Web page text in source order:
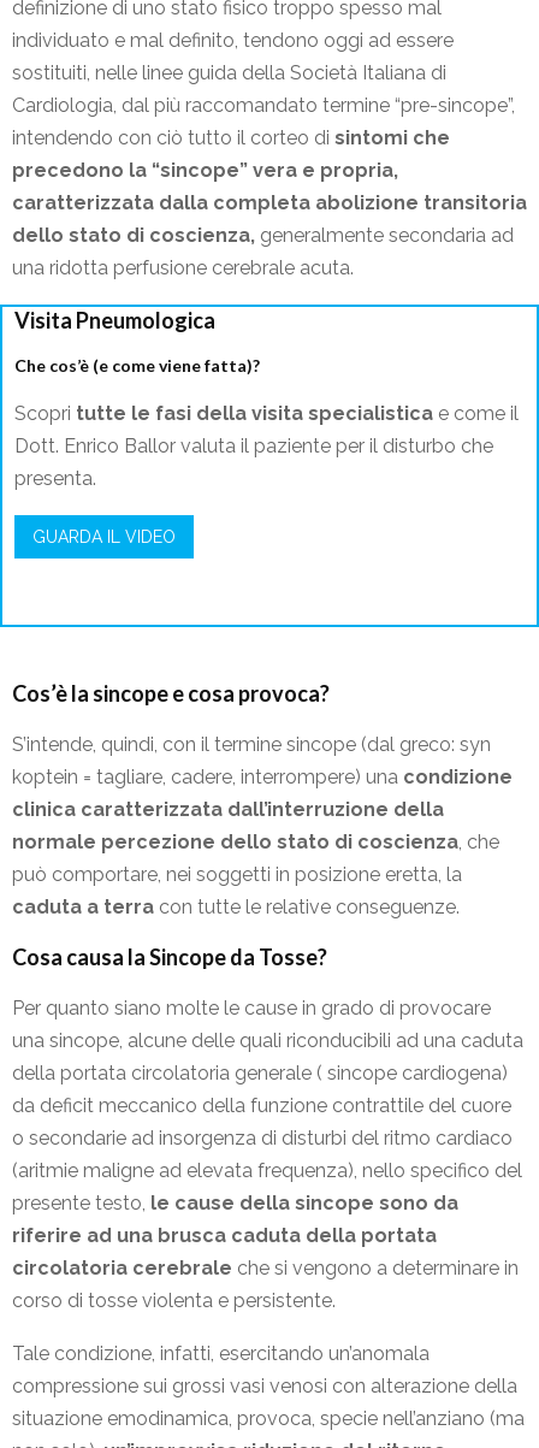
definizione di uno stato fisico troppo spesso mal
individuato e mal definito, tendono oggi ad essere
sostituiti, nelle linee guida della Società Italiana di
Cardiologia, dal più raccomandato termine “pre-sincope”,
intendendo con ciò tutto il corteo di sintomi che
precedono la “sincope” vera e propria,
caratterizzata dalla completa abolizione transitoria
dello stato di coscienza, generalmente secondaria ad
una ridotta perfusione cerebrale acuta.
Visita Pneumologica
Che cos’è (e come viene fatta)?
Scopri tutte le fasi della visita specialistica e come il
Dott. Enrico Ballor valuta il paziente per il disturbo che
presenta.
GUARDA IL VIDEO
Cos’è la sincope e cosa provoca?
S’intende, quindi, con il termine sincope (dal greco: syn
koptein = tagliare, cadere, interrompere) una condizione
clinica caratterizzata dall’interruzione della
normale percezione dello stato di coscienza, che
può comportare, nei soggetti in posizione eretta, la
caduta a terra con tutte le relative conseguenze.
Cosa causa la Sincope da Tosse?
Per quanto siano molte le cause in grado di provocare
una sincope, alcune delle quali riconducibili ad una caduta
della portata circolatoria generale ( sincope cardiogena)
da deficit meccanico della funzione contrattile del cuore
o secondarie ad insorgenza di disturbi del ritmo cardiaco
(aritmie maligne ad elevata frequenza), nello specifico del
presente testo, le cause della sincope sono da
riferire ad una brusca caduta della portata
circolatoria cerebrale che si vengono a determinare in
corso di tosse violenta e persistente.
Tale condizione, infatti, esercitando un’anomala
compressione sui grossi vasi venosi con alterazione della
situazione emodinamica, provoca, specie nell’anziano (ma